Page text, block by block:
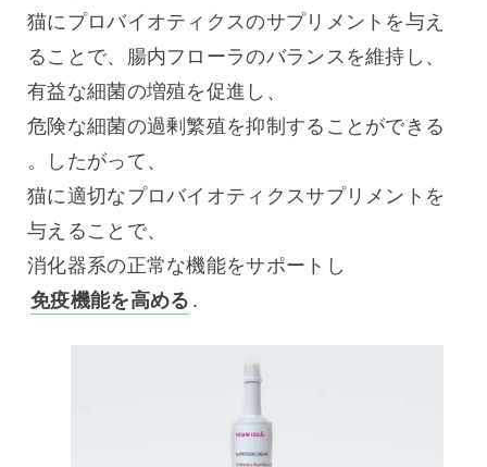
猫にプロバイオティクスのサプリメントを与え
ることで、腸内フローラのバランスを維持し、
有益な細菌の増殖を促進し、
危険な細菌の過剰繁殖を抑制することができる
。したがって、
猫に適切なプロバイオティクスサプリメントを
与えることで、
免疫機能を高める .